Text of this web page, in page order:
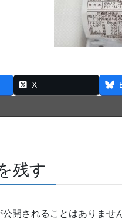
X
残す
公開されることはありませ